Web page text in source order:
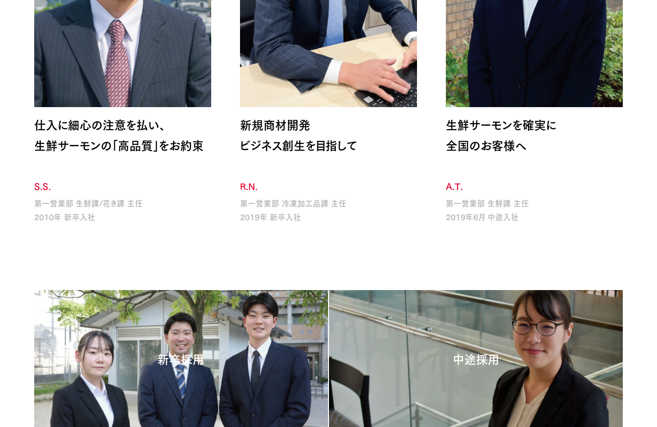
仕入に細心の注意を払い、
生鮮サーモンの「高品質」をお約束
S.S.
第一営業部 生鮮課/花き課 主任
2010年 新卒入社
新規商材開発
ビジネス創生を目指して
R.N.
第一営業部 冷凍加工品課 主任
2019年 新卒入社
生鮮サーモンを確実に
全国のお客様へ
A.T.
第一営業部 生鮮課 主任
2019年6月 中途入社
新卒採用 中途採用